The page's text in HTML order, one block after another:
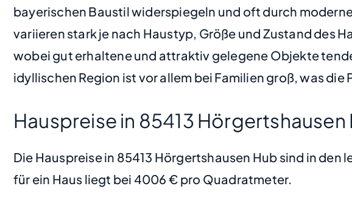
bayerischen Baustil widerspiegeln und oft durch
variieren stark je nach Haustyp, Größe und Zustand des
wobei gut erhaltene und attraktiv gelegene Objekte
idyllischen Region ist vor allem bei Familien groß, was
Hauspreise in 85413 Hörgertshausen
Die Hauspreise in 85413 Hörgertshausen Hub sind in
für ein Haus liegt bei 4006 € pro Quadratmeter.